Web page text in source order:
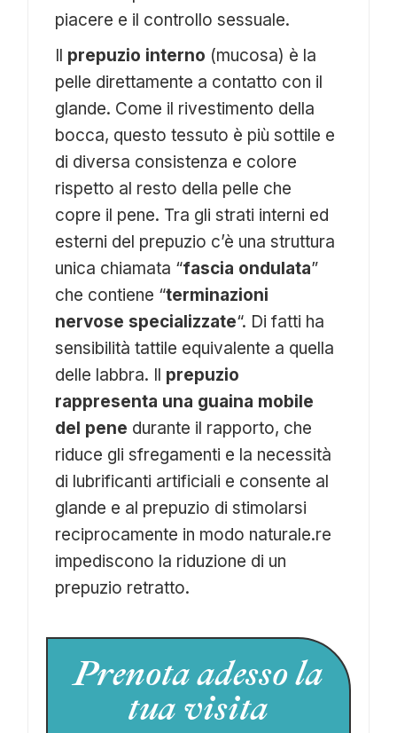
piacere e il controllo sessuale.
Il prepuzio interno (mucosa) è la
pelle direttamente a contatto con il
glande. Come il rivestimento della
bocca, questo tessuto è più sottile e
di diversa consistenza e colore
rispetto al resto della pelle che
copre il pene. Tra gli strati interni ed
esterni del prepuzio c’è una struttura
unica chiamata “fascia ondulata”
che contiene “terminazioni
nervose specializzate“. Di fatti ha
sensibilità tattile equivalente a quella
delle labbra. Il prepuzio
rappresenta una guaina mobile
del pene durante il rapporto, che
riduce gli sfregamenti e la necessità
di lubrificanti artificiali e consente al
glande e al prepuzio di stimolarsi
reciprocamente in modo naturale.re
impediscono la riduzione di un
prepuzio retratto.
Prenota adesso la
tua visita